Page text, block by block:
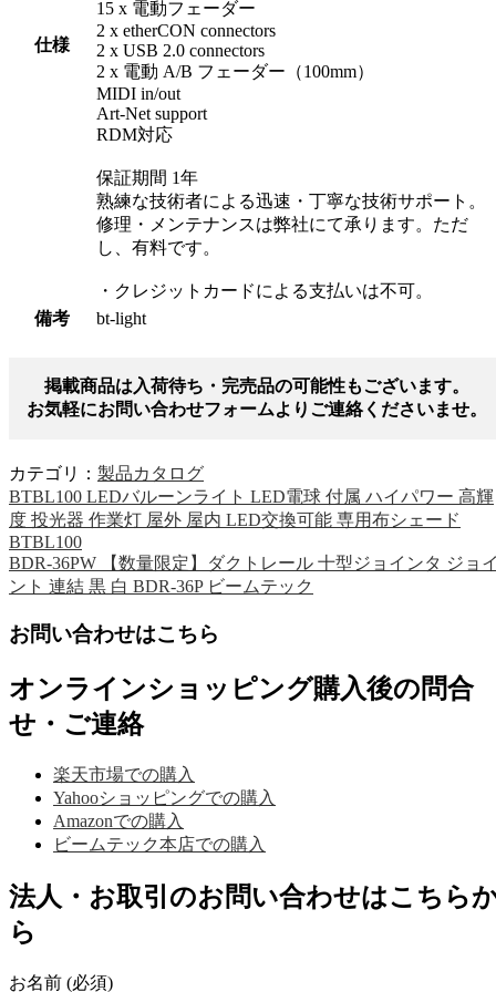
仕様
15 x 電動フェーダー
2 x etherCON connectors
2 x USB 2.0 connectors
2 x 電動 A/B フェーダー（100mm）
MIDI in/out
Art-Net support
RDM対応
保証期間 1年
熟練な技術者による迅速・丁寧な技術サポート。
修理・メンテナンスは弊社にて承ります。ただ
し、有料です。
・クレジットカードによる支払いは不可。
備考
bt-light
掲載商品は入荷待ち・完売品の可能性もございます。
お気軽にお問い合わせフォームよりご連絡くださいませ。
カテゴリ： 製品カタログ
BTBL100 LEDバルーンライト LED電球 付属 ハイパワー 高輝
度 投光器 作業灯 屋外 屋内 LED交換可能 専用布シェード
BTBL100
BDR-36PW 【数量限定】ダクトレール 十型ジョインタ ジョ
ント 連結 黒 白 BDR-36P ビームテック
お問い合わせはこちら
オンラインショッピング購入後の問合
せ・ご連絡
楽天市場での購入
Yahooショッピングでの購入
Amazonでの購入
ビームテック本店での購入
法人・お取引のお問い合わせはこちら
ら
お名前 (必須)